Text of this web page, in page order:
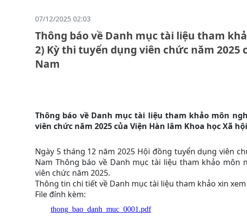
07/12/2025 02:03
Thông báo về Danh mục tài liệu tham
2) Kỳ thi tuyển dụng viên chức năm 2025
Nam
Thông báo về Danh mục tài liệu tham khảo môn
viên chức năm 2025 của Viện Hàn lâm Khoa học Xã
Ngày 5 tháng 12 năm 2025 Hội đồng tuyển dụng viên
Nam Thông báo về Danh mục tài liệu tham khảo môn
viên chức năm 2025.
Thông tin chi tiết về Danh mục tài liệu tham khảo xin
File đính kèm:
thong_bao_danh_muc_0001.pdf